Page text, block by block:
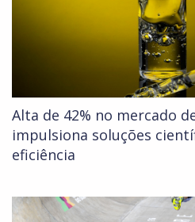
Alta de 42% no mercado
impulsiona soluções
eficiência